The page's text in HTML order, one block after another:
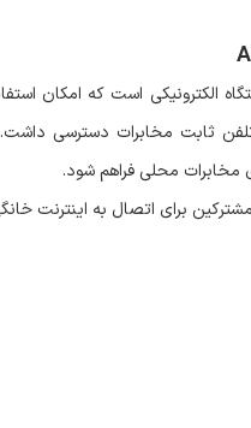
الکترونیکی است که امکان
ثابت مخابرات دسترسی
مخابرات محلی فراهم شود.
برای اتصال به اینترنت